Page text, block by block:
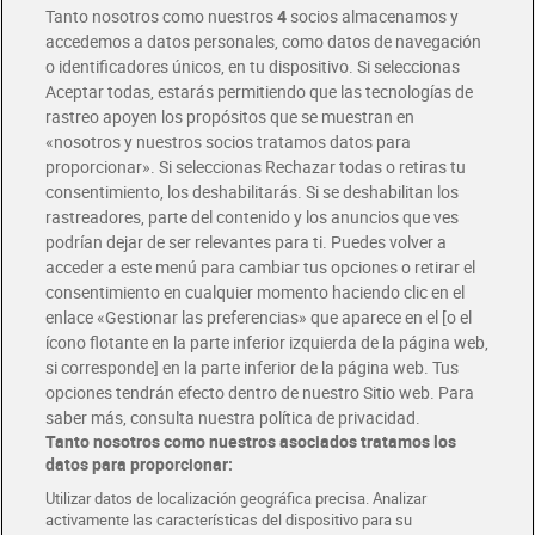
Envío gratis por compras superiores a 100€
Envío estandar por 4,99€
Glovo y Uber Eats
Solicita tu factura de Glovo o Uber Eats
Únete al CLUB Dia
Disfruta las ventajas y ofertas exclusivas.
Descárgate la APP Dia
Folletos y Tiendas
Descubre las mejores ofertas y busca tu tienda más cercana
Tarjeta MaX Dia
Te devuelve hasta 8€/mes de tus compras.
¡Solicita tu tarjeta de crédito aquí!
COMER MEJOR CADA DIA
Tanto nosotros como nuestros4socios almacenamos y
accedemos a datos personales, como datos de navegación
o identificadores únicos, en tu dispositivo. Si seleccionas
Aceptar todas, estarás permitiendo que las tecnologías de
rastreo apoyen los propósitos que se muestran en
«nosotros y nuestros socios tratamos datos para
proporcionar». Si seleccionas Rechazar todas o retiras tu
consentimiento, los deshabilitarás. Si se deshabilitan los
rastreadores, parte del contenido y los anuncios que ves
podrían dejar de ser relevantes para ti. Puedes volver a
acceder a este menú para cambiar tus opciones o retirar el
consentimiento en cualquier momento haciendo clic en el
enlace «Gestionar las preferencias» que aparece en el [o el
ícono flotante en la parte inferior izquierda de la página web,
si corresponde] en la parte inferior de la página web. Tus
opciones tendrán efecto dentro de nuestro Sitio web. Para
saber más, consulta nuestra política de privacidad.
Tanto nosotros como nuestros asociados tratamos los
datos para proporcionar:
Utilizar datos de localización geográfica precisa. Analizar
activamente las características del dispositivo para su